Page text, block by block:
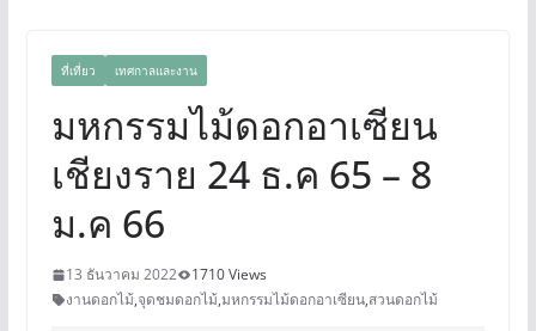
ที่เที่ยว เทศกาลและงาน
มหกรรมไม้ดอกอาเซียน
เชียงราย 24 ธ.ค 65 – 8
ม.ค 66
13 ธันวาคม 2022
1710 Views
งานดอกไม้,จุดชมดอกไม้,มหกรรมไม้ดอกอาเซียน,สวนดอกไม้